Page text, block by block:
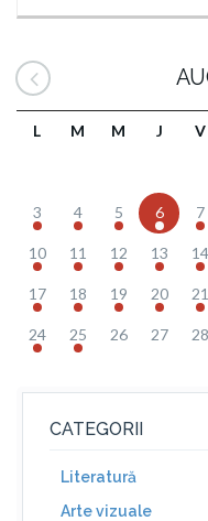
L M M J V
3 4 5 6 7
10 11 12 13 14
17 18 19 20 21
24 25 26 27 28
CATEGORII
Literatură
Arte vizuale